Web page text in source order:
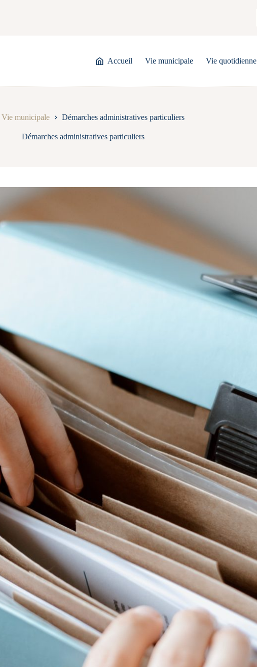
Accueil Vie municipale Vie quotidienne
Vie municipale Démarches administratives particuliers
Démarches administratives particuliers